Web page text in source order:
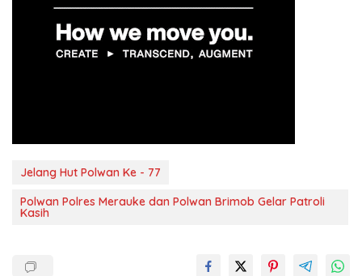
Jelang Hut Polwan Ke - 77
Polwan Polres Merauke dan Polwan Brimob Gelar Patroli
Kasih